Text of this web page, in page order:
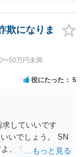
欺になりま
〜50万円未満
役にたった 5
していいです
いでしょう。 SN
。 警察に行って